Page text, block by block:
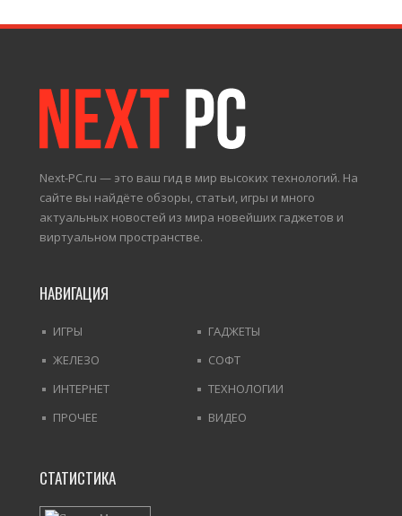
Next-PC.ru — это ваш гид в мир высоких технологий. На
сайте вы найдёте обзоры, статьи, игры и много
актуальных новостей из мира новейших гаджетов и
виртуальном пространстве.
НАВИГАЦИЯ
ИГРЫ
ГАДЖЕТЫ
ЖЕЛЕЗО
СОФТ
ИНТЕРНЕТ
ТЕХНОЛОГИИ
ПРОЧЕЕ
ВИДЕО
СТАТИСТИКА